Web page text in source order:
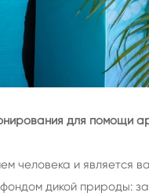
для помощи
человека и
дикой природы: